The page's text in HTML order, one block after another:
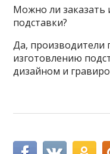
Можно ли заказать
подставки?
Да, производители
изготовлению
дизайном и